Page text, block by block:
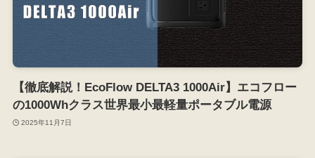
【徹底解説！EcoFlow DELTA3 1000Air】エコフロー
の1000Whクラス世界最小最軽量ポータブル電源
2025年11月7日